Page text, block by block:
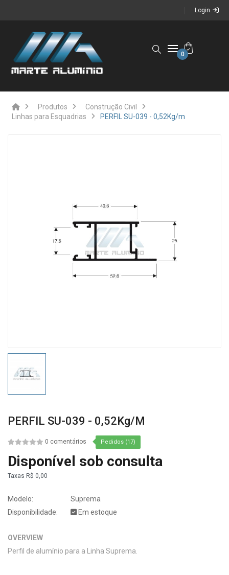
Login
0
Produtos
Construção Civil
Linhas para Esquadrias
PERFIL SU-039 - 0,52Kg/m
PERFIL SU-039 - 0,52Kg/m
0 comentários Pedidos (17)
Disponível sob consulta
Taxas R$ 0,00
Modelo:
Suprema
Disponibilidade:
Em estoque
OVERVIEW
Perfil de alumínio para a Linha Suprema.